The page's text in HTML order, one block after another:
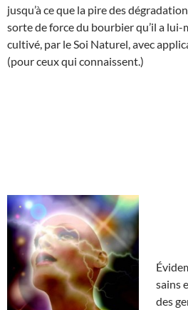
jusqu’à ce que la pire des
sorte de force du bourbier qu’il a
cultivé, par le Soi Naturel, avec
(pour ceux qui connaissent.)
sains
des